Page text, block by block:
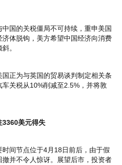
国的关税僵局不可持续，重申美国
体脱钩，美方希望中国经济向消费
。
正为与英国的贸易谈判制定相关条
关税从10%削减至2.5%，并将敦
3360美元得失
间节点位于4月18日前后，由于假
并不令人惊讶。展望后市，投资者